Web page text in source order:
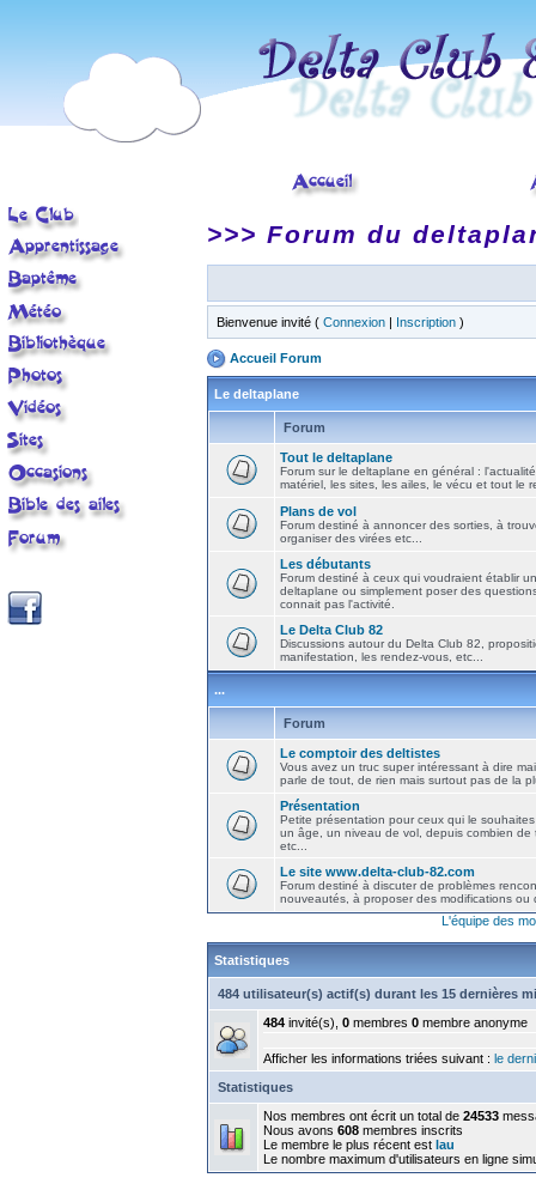
>>> Forum du
Bienvenue invité ( Connexion | Inscription )
Accueil Forum
Le deltaplane
Forum
Tout le deltaplane
Forum sur le deltaplane en général :
matériel, les sites, les ailes, le vécu et tout le
Plans de vol
Forum destiné à annoncer des sorties, à
organiser des virées etc...
Les débutants
Forum destiné à ceux qui voudraient établir
deltaplane ou simplement poser des
connait pas l'activité.
Le Delta Club 82
Discussions autour du Delta Club 82,
manifestation, les rendez-vous, etc...
...
Forum
Le comptoir des deltistes
Vous avez un truc super intéressant à dire
parle de tout, de rien mais surtout pas de la
Présentation
Petite présentation pour ceux qui le
un âge, un niveau de vol, depuis combien de
etc...
Le site www.delta-club-82.com
Forum destiné à discuter de problèmes
nouveautés, à proposer des modifications ou
L'équipe des
Statistiques
484 utilisateur(s) actif(s) durant les 15 dernières
484 invité(s), 0 membres 0 membre anonyme
Afficher les informations triées suivant : le
Statistiques
Nos membres ont écrit un total de 24533
Nous avons 608 membres inscrits
Le membre le plus récent est lau
Le nombre maximum d'utilisateurs en ligne